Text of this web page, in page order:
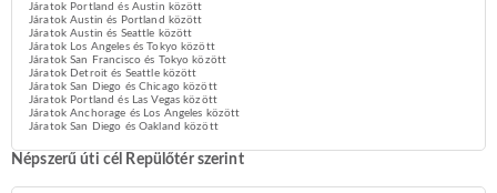
Járatok Portland és Austin között
Járatok Austin és Portland között
Járatok Austin és Seattle között
Járatok Los Angeles és Tokyo között
Járatok San Francisco és Tokyo között
Járatok Detroit és Seattle között
Járatok San Diego és Chicago között
Járatok Portland és Las Vegas között
Járatok Anchorage és Los Angeles között
Járatok San Diego és Oakland között
Népszerű úti cél Repülőtér szerint